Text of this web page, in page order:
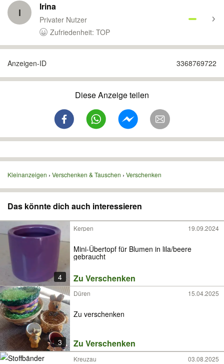
I Irina
Privater Nutzer
Zufriedenheit: TOP
Anzeigen-ID 3368769722
Diese Anzeige teilen
Kleinanzeigen Verschenken & Tauschen Verschenken
Das könnte dich auch interessieren
4
Kerpen 19.09.2024
Mini-Übertopf für Blumen in lila/beere
gebraucht
Zu Verschenken
3
Düren 15.04.2025
Zu verschenken
Zu Verschenken
Kreuzau 03.08.2025